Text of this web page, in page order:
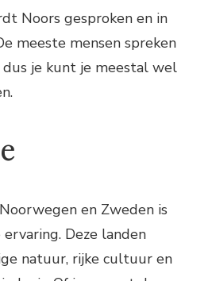
Noors gesproken en in
meeste mensen spreken
dus je kunt je meestal wel
en Zweden is
Deze landen
natuur, rijke cultuur en